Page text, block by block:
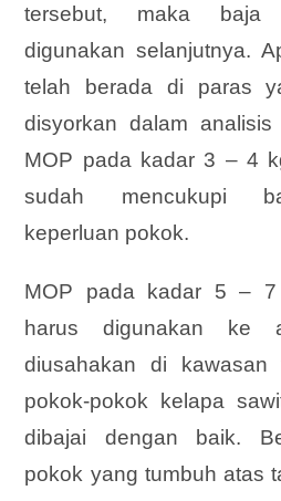
tersebut, maka baja
digunakan selanjutnya.
telah berada di paras
disyorkan dalam
MOP pada kadar 3 – 4
sudah mencukupi
keperluan pokok.
MOP pada kadar 5 – 7
harus digunakan ke
diusahakan di kawasan
pokok-pokok kelapa
dibajai dengan baik.
pokok yang tumbuh atas